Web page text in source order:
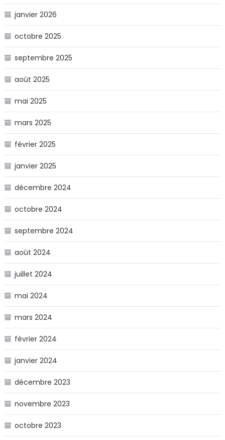
janvier 2026
octobre 2025
septembre 2025
août 2025
mai 2025
mars 2025
février 2025
janvier 2025
décembre 2024
octobre 2024
septembre 2024
août 2024
juillet 2024
mai 2024
mars 2024
février 2024
janvier 2024
décembre 2023
novembre 2023
octobre 2023